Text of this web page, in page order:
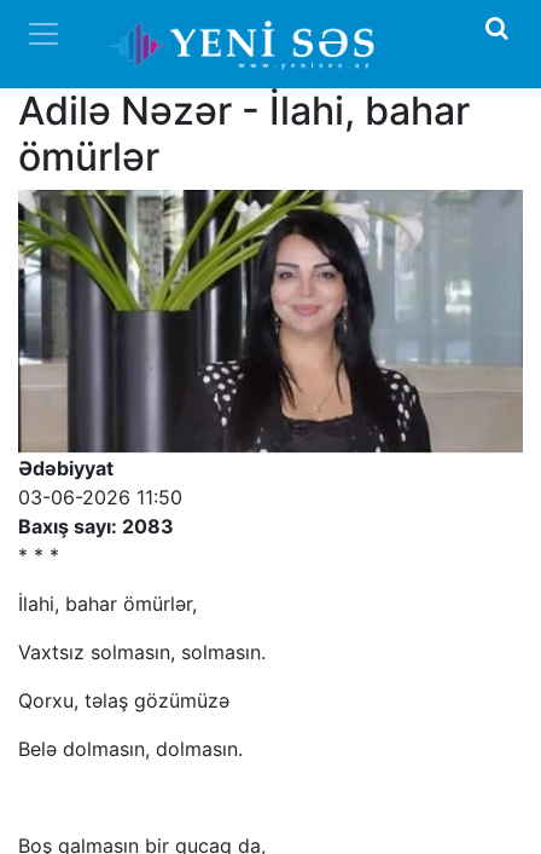
Adilə Nəzər - İlahi, bahar
ömürlər
Ədəbiyyat
03-06-2026 11:50
Baxış sayı: 2083
* * *
İlahi, bahar ömürlər,
Vaxtsız solmasın, solmasın.
Qorxu, təlaş gözümüzə
Belə dolmasın, dolmasın.
Boş qalmasın bir qucaq da,